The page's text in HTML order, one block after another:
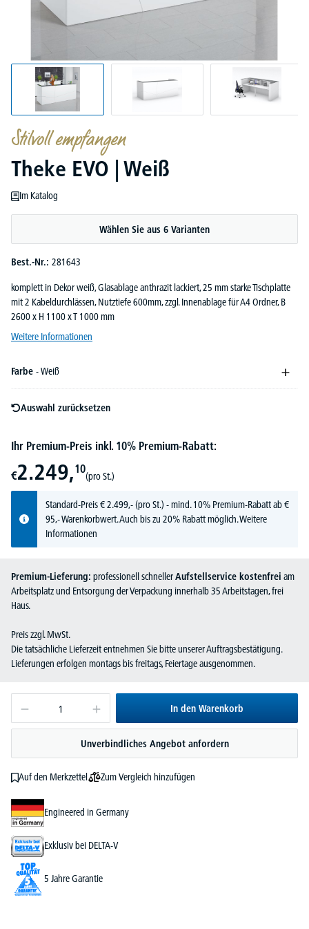
Stilvoll empfangen
Theke EVO | Weiß
Im Katalog
Wählen Sie aus 6 Varianten
Best.-Nr.: 281643
komplett in Dekor weiß, Glasablage anthrazit lackiert, 25 mm starke Tischplatte
mit 2 Kabeldurchlässen, Nutztiefe 600mm, zzgl. Innenablage für A4 Ordner, B
2600 x H 1100 x T 1000 mm
Weitere Informationen
Farbe - Weiß
Auswahl zurücksetzen
Ihr Premium-Preis inkl. 10% Premium-Rabatt:
€2.249,10
(pro St.)
Standard-Preis€2.499,-(pro St.) - mind. 10% Premium-Rabatt ab €
95,- Warenkorbwert. Auch bis zu 20% Rabatt möglich.Weitere
Informationen
Premium-Lieferung: professionell schnellerAufstellservice kostenfrei am
Arbeitsplatz und Entsorgung der Verpackung innerhalb 35 Arbeitstagen, frei
Haus.
Preis zzgl. MwSt.
Die tatsächliche Lieferzeit entnehmen Sie bitte unserer Auftragsbestätigung.
Lieferungen erfolgen montags bis freitags, Feiertage ausgenommen.
In den Warenkorb
Unverbindliches Angebot anfordern
Auf den Merkzettel Zum Vergleich hinzufügen
Engineered in Germany
Exklusiv bei DELTA-V
5 Jahre Garantie